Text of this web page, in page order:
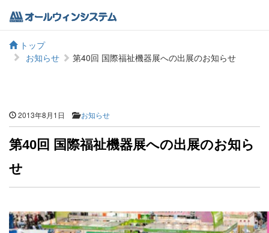
トップ
お知らせ
第40回 国際福祉機器展への出展のお知らせ
2013年8月1日 お知らせ
第40回 国際福祉機器展への出展のお知ら
せ